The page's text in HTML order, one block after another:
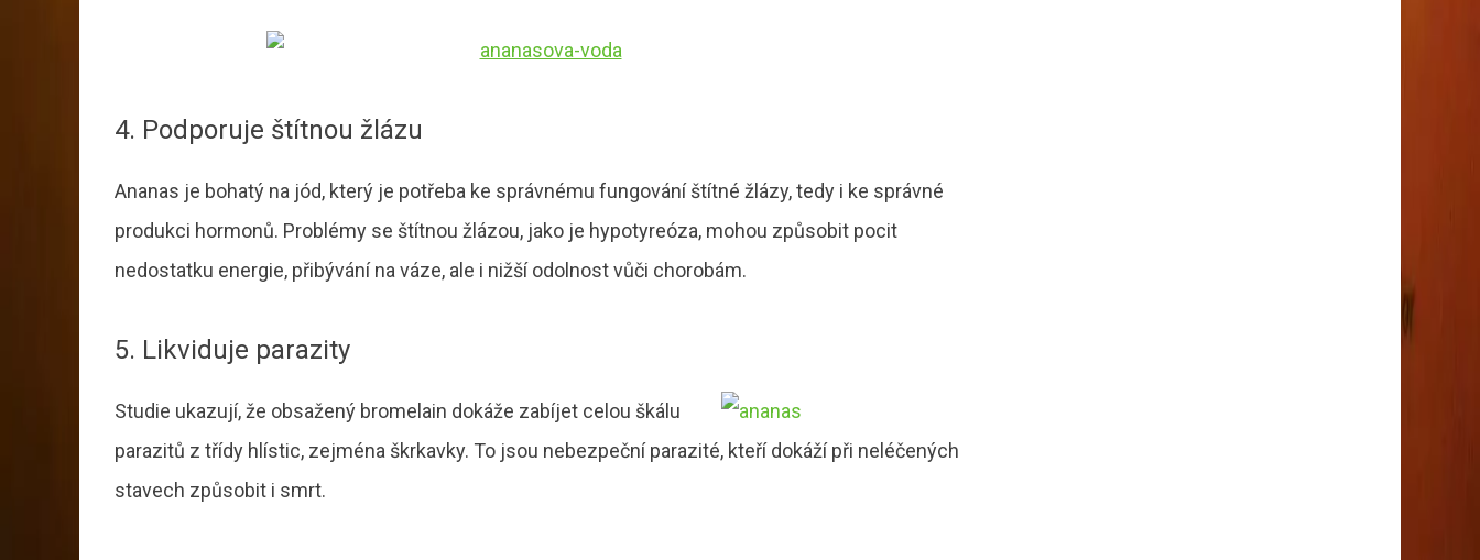
4. Podporuje štítnou žlázu
Ananas je bohatý na jód, který je potřeba ke správnému fungování štítné žlázy, tedy i ke správné
produkci hormonů. Problémy se štítnou žlázou, jako je hypotyreóza, mohou způsobit pocit
nedostatku energie, přibývání na váze, ale i nižší odolnost vůči chorobám.
5. Likviduje parazity
Studie ukazují, že obsažený bromelain dokáže zabíjet celou škálu
parazitů z třídy hlístic, zejména škrkavky. To jsou nebezpeční parazité, kteří dokáží při neléčených
stavech způsobit i smrt.